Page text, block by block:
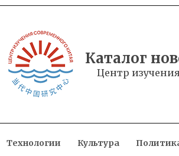
Каталог
Центр
Технологии Культура